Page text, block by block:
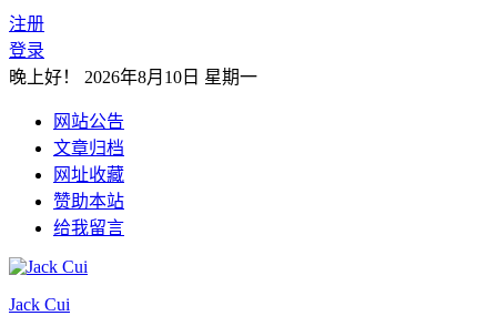
注册
登录
晚上好！ 2026年8月10日 星期一
网站公告
文章归档
网址收藏
赞助本站
给我留言
Jack Cui